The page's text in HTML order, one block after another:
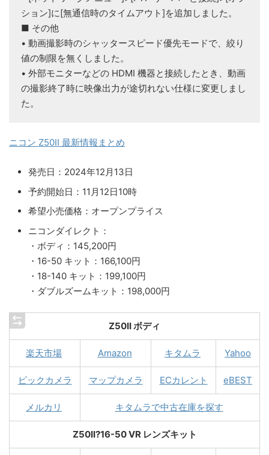
ション]に[無通信時のタイムアウト]を追加しました。
■ その他
• 動画撮影時のシャッタースピード優先モードで、絞り
値の制限を無くしました。
• 外部モニターなどの HDMI 機器と接続したとき、動画
の撮影終了時に映像出力が途切れない仕様に変更しまし
た。
ニコン Z50II 最新情報まとめ
発売日：2024年12月13日
予約開始日：11月12日10時
希望小売価格：オープンプライス
ニコンダイレクト：
・ボディ：145,200円
・16-50 キット：166,100円
・18-140 キット：199,100円
・ダブルズームキット：198,000円
Z50II ボディ
楽天市場 Amazon キタムラ Yahoo
ビックカメラ マップカメラ ECカレント eBEST
メルカリ キタムラで中古在庫を探す
Z50II?16-50 VR レンズキット